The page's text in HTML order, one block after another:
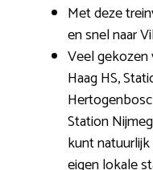
Met deze
en snel naar
Veel
Haag HS,
Station
kunt
eigen lokale